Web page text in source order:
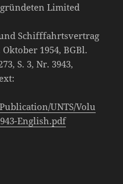
Limited
Schifffahrtsvertrag
1954, BGBl.
S. 3, Nr. 3943,
UNTS/Volu
English.pdf